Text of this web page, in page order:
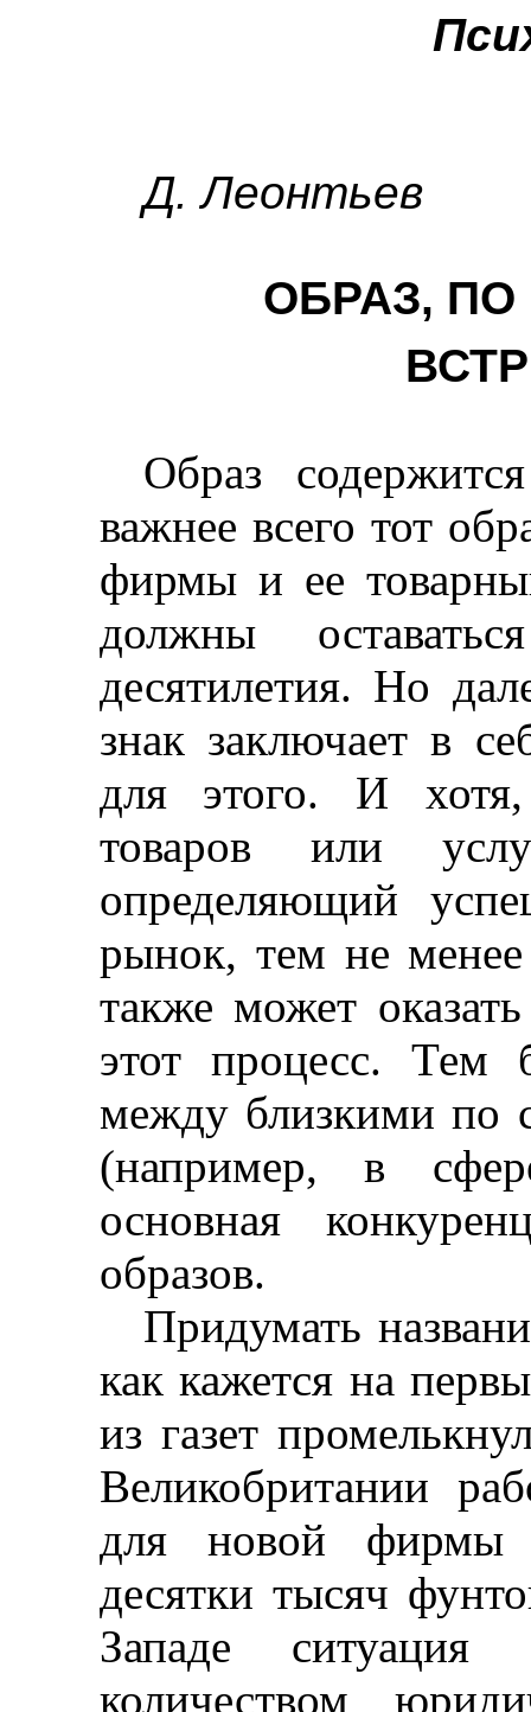
Д. Леонтьев
ОБРАЗ,
Образ
важнее всего тот
фирмы и ее
должны
десятилетия. Но
знак заключает в
для этого. И хотя,
товаров или
определяющий
рынок, тем неменее
также может
этот процесс. Тем
между близкими по
(например, в
основная
образов.
Придумать
как кажется на
из газет
Великобритании
для новой фирмы
десятки тысяч
Западе ситуация
количеством